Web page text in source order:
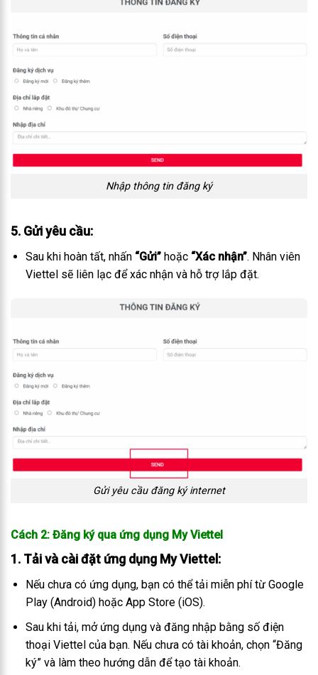
Nhập thông tin đăng ký
5. Gửi yêu cầu:
Sau khi hoàn tất, nhấn “Gửi”hoặc “Xác nhận”. Nhân viên
Viettel sẽ liên lạc để xác nhận và hỗ trợ lắp đặt.
Gửi yêu cầu đăng ký internet
Cách 2: Đăng ký qua ứng dụng My Viettel
1. Tải và cài đặt ứng dụng My Viettel :
Nếu chưa có ứng dụng, bạn có thể tải miễn phí từ Google
Play (Android) hoặc App Store (iOS).
Sau khi tải, mở ứng dụng và đăng nhập bằng số điện
thoại Viettel của bạn. Nếu chưa có tài khoản, chọn “Đăng
ký” và làm theo hướng dẫn để tạo tài khoản.